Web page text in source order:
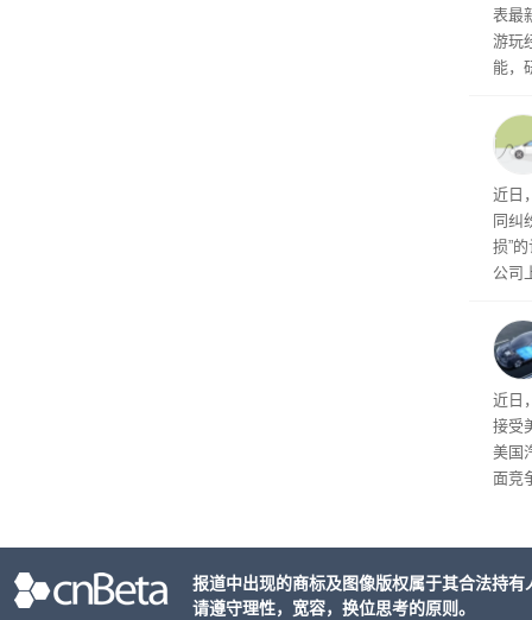
表最
游玩
能，
训练
近日
同纠
损”
公司
事
给
近日
接受
美国
面竞
报道中出现的商标及图像版权属于其合法持
请遵守理性，宽容，换位思考的原则。